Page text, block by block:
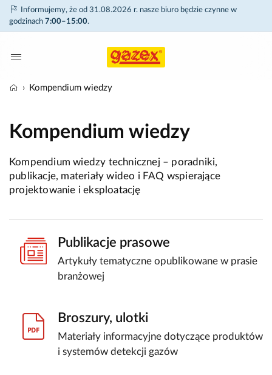
Informujemy, że od 31.08.2026 r. nasze biuro będzie czynne w
godzinach 7:00–15:00.
Kompendium wiedzy
Kompendium wiedzy
Kompendium wiedzy technicznej – poradniki,
publikacje, materiały wideo i FAQ wspierające
projektowanie i eksploatację
Publikacje prasowe
Artykuły tematyczne opublikowane w prasie
branżowej
Broszury, ulotki
Materiały informacyjne dotyczące produktów
i systemów detekcji gazów